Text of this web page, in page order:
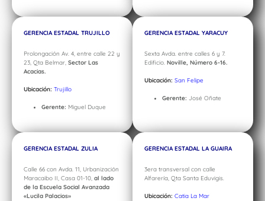
GERENCIA ESTADAL TRUJILLO
Prolongación Av. 4, entre calle 22 y
23, Qta Belmar, Sector Las
Acacias.
Ubicación: Trujillo
Gerente: Miguel Duque
GERENCIA ESTADAL YARACUY
Sexta Avda. entre calles 6 y 7.
Edificio. Noville, Número 6-16.
Ubicación: San Felipe
Gerente: José Oñate
GERENCIA ESTADAL ZULIA
Calle 66 con Avda. 11, Urbanización
Maracaibo II, Casa 01-10, al lado
de la Escuela Social Avanzada
«Lucila Palacios»
GERENCIA ESTADAL LA GUAIRA
3era transversal con calle
Alfarería, Qta Santa Eduvigis.
Ubicación: Catia La Mar